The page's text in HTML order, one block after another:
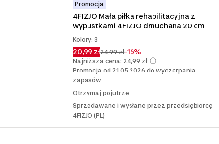
Promocja
4FIZJO Mała piłka rehabilitacyjna z
wypustkami 4FIZJO dmuchana 20 cm
Kolory: 3
20,99 zł24,99 zł-16%
Najniższa cena: 24,99 zł
Promocja od 21.05.2026 do wyczerpania
zapasów
Otrzymaj pojutrze
Sprzedawane i wysłane przez przedsiębiorcę
4FIZJO (PL)